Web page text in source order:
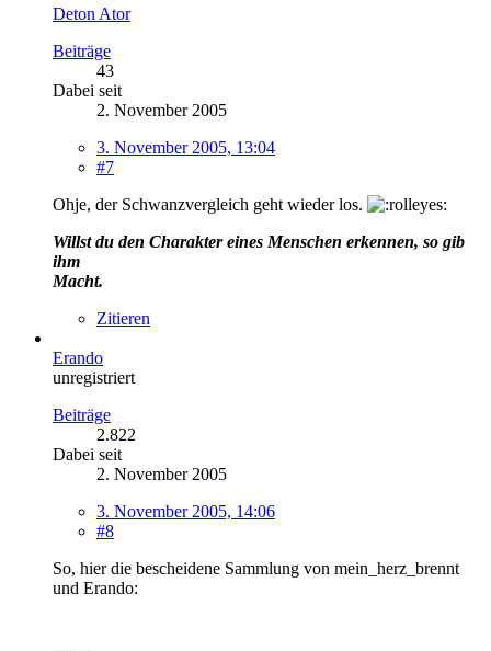
Deton Ator
Beiträge
43
Dabei seit
2. November 2005
3. November 2005, 13:04
#7
Ohje, der Schwanzvergleich geht wieder los.
Willst du den Charakter eines Menschen erkennen, so gib
ihm
Macht.
Zitieren
Erando
unregistriert
Beiträge
2.822
Dabei seit
2. November 2005
3. November 2005, 14:06
#8
So, hier die bescheidene Sammlung von mein_herz_brennt
und Erando: